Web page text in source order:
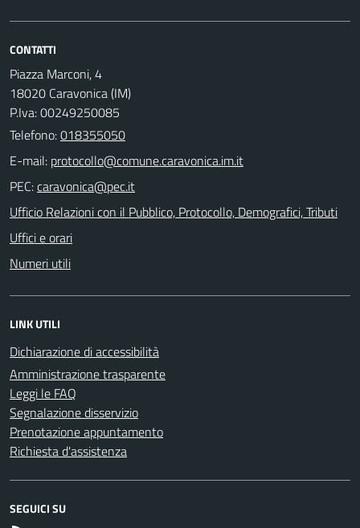
CONTATTI
Piazza Marconi, 4
18020 Caravonica (IM)
P.Iva: 00249250085
Telefono:018355050
E-mail:
PEC:
Ufficio Relazioni con il Pubblico, Protocollo, Demografici, Tributi
Uffici e orari
Numeri utili
LINK UTILI
Dichiarazione di accessibilità
Amministrazione trasparente
Leggi le FAQ
Segnalazione disservizio
Prenotazione appuntamento
Richiesta d'assistenza
SEGUICI SU